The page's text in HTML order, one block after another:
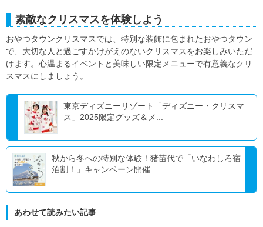
素敵なクリスマスを体験しよう
おやつタウンクリスマスでは、特別な装飾に包まれたおやつタウン
で、大切な人と過ごすかけがえのないクリスマスをお楽しみいただ
けます。心温まるイベントと美味しい限定メニューで有意義なクリ
スマスにしましょう。
東京ディズニーリゾート「ディズニー・クリスマ
ス」2025限定グッズ＆メ...
秋から冬への特別な体験！猪苗代で「いなわしろ宿
泊割！」キャンペーン開催
あわせて読みたい記事